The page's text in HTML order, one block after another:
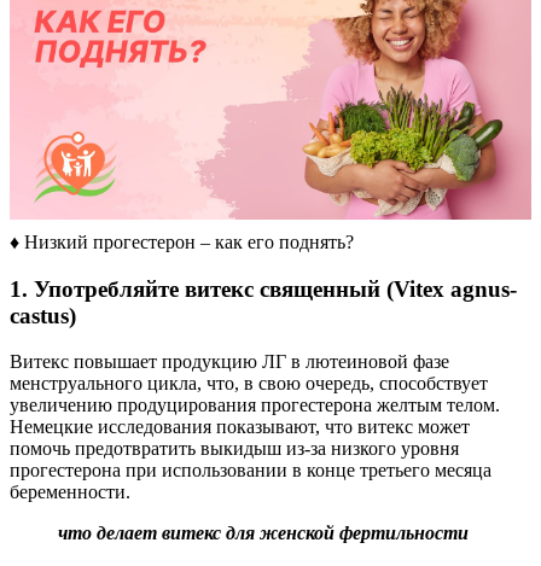
♦️​ Низкий прогестерон – как его поднять?
1. Употребляйте витекс священный (Vitex agnus-
castus)
Витекс повышает продукцию ЛГ в лютеиновой фазе
менструального цикла, что, в свою очередь, способствует
увеличению продуцирования прогестерона желтым телом.
Немецкие исследования показывают, что витекс может
помочь предотвратить выкидыш из-за низкого уровня
прогестерона при использовании в конце третьего месяца
беременности.
что делает витекс для женской фертильности